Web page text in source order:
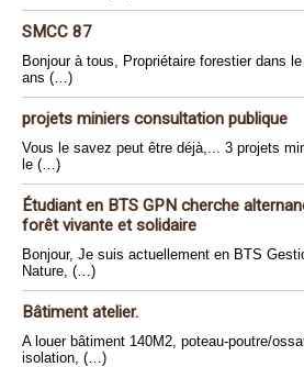
SMCC 87
Bonjour à tous, Propriétaire forestier dans
ans (…)
projets miniers consultation publique
Vous le savez peut être déjà,... 3 projets
le (…)
Étudiant en BTS GPN cherche
forêt vivante et solidaire
Bonjour, Je suis actuellement en BTS
Nature, (…)
Bâtiment atelier.
A louer bâtiment 140M2, poteau-poutre/
isolation, (…)